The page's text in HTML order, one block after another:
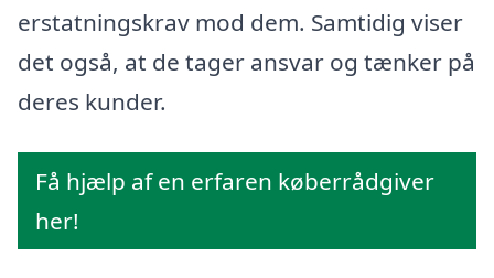
erstatningskrav mod dem. Samtidig viser
det også, at de tager ansvar og tænker på
deres kunder.
Få hjælp af en erfaren køberrådgiver
her!